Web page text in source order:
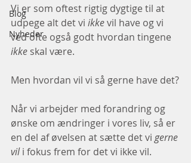
Blog
Nyheder
Vi er som oftest rigtig dygtige til at
udpege alt det vi ikke vil have og vi
ved ofte også godt hvordan tingene
ikke skal være.
Men hvordan vil vi så gerne have det?
Når vi arbejder med forandring og
ønske om ændringer i vores liv, så er
en del af øvelsen at sætte det vi gerne
vil i fokus frem for det vi ikke vil.